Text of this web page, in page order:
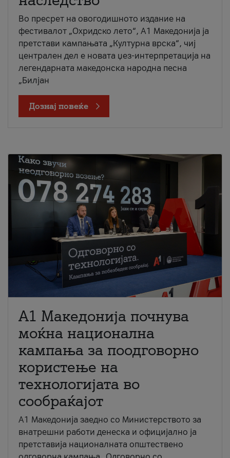
Во пресрет на овогодишното издание на
фестивалот „Охридско лето“, А1 Македонија ја
претстави кампањата „Културна врска“, чиј
централен дел е новата џез-интерпретација на
легендарната македонска народна песна
„Билјан
Дознај повеќе
A1 Македонија почнува
моќна национална
кампања за поодговорно
користење на
технологијата во
сообраќајот
A1 Македонија заедно со Министерството за
внатрешни работи денеска и официјално ја
претставија националната општествено